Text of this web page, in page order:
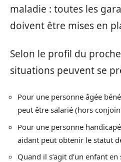
maladie : toutes les
doivent être mises en
Selon le profil du
situations peuvent se
Pour une personne âgée
peut être salarié (hors
Pour une personne
aidant peut obtenir le statut
Quand il s’agit d’un enfant